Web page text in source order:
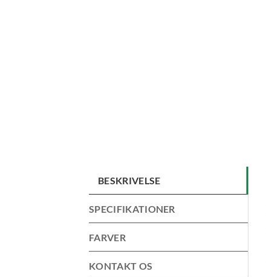
BESKRIVELSE
SPECIFIKATIONER
FARVER
KONTAKT OS